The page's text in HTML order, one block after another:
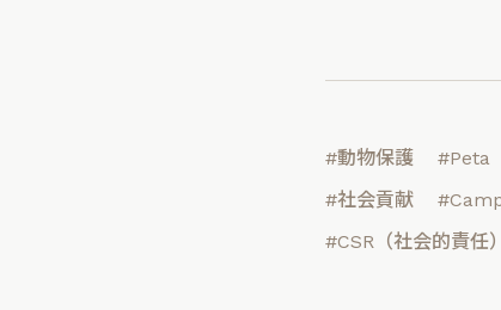
#動物保護 #Peta
#社会貢献
#CSR（社会的責任）